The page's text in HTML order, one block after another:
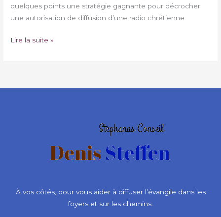
quelques points une stratégie gagnante pour décrocher
une autorisation de diffusion d’une radio chrétienne.
Lire la suite »
À vos côtés, pour vous aider à diffuser l’évangile dans les
foyers et sur les chemins.